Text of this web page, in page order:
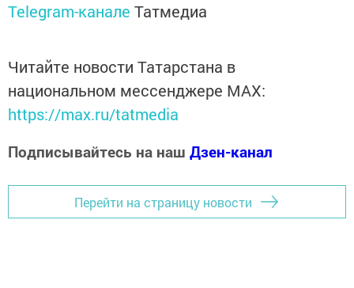
Telegram-канале Татмедиа
Читайте новости Татарстана в
национальном мессенджере MАХ:
https://max.ru/tatmedia
Подписывайтесь на наш Дзен-канал
Перейти на страницу новости